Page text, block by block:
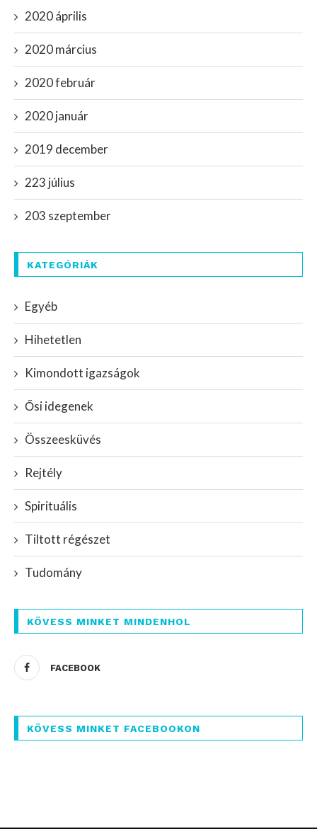
2020 április
2020 március
2020 február
2020 január
2019 december
223 július
203 szeptember
KATEGÓRIÁK
Egyéb
Hihetetlen
Kimondott igazságok
Ősi idegenek
Összeesküvés
Rejtély
Spirituális
Tiltott régészet
Tudomány
KÖVESS MINKET MINDENHOL
FACEBOOK
KÖVESS MINKET FACEBOOKON